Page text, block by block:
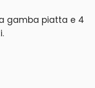
gamba piatta e 4